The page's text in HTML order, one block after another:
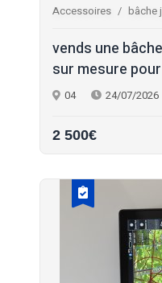
Accessoires bâche
vends une
sur mesure
04 24/07/2026
2 500€